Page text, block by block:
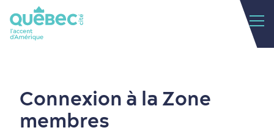
Connexion à la Zone
membres